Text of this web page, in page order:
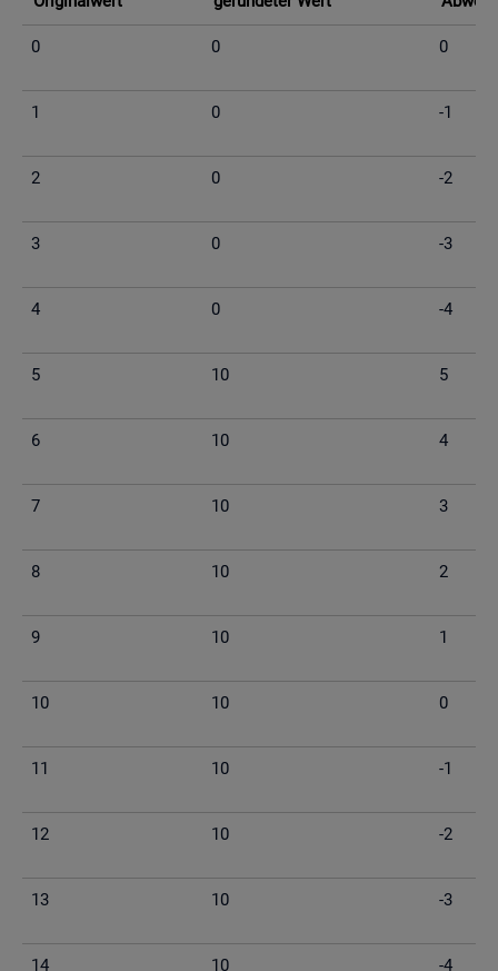
0 0 0
1 0 -1
2 0 -2
3 0 -3
4 0 -4
5 10 5
6 10 4
7 10 3
8 10 2
9 10 1
10 10 0
11 10 -1
12 10 -2
13 10 -3
14 10 -4